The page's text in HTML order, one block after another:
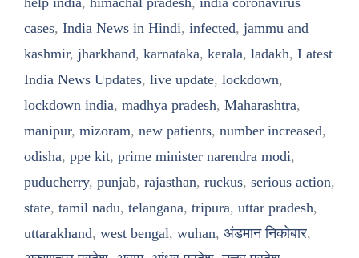
cases, India News in Hindi, infected, jammu and
kashmir, jharkhand, karnataka, kerala, ladakh, Latest
India News Updates, live update, lockdown,
lockdown india, madhya pradesh, Maharashtra,
manipur, mizoram, new patients, number increased,
odisha, ppe kit, prime minister narendra modi,
puducherry, punjab, rajasthan, ruckus, serious action,
state, tamil nadu, telangana, tripura, uttar pradesh,
uttarakhand, west bengal, wuhan, अंडमान निकोबार,